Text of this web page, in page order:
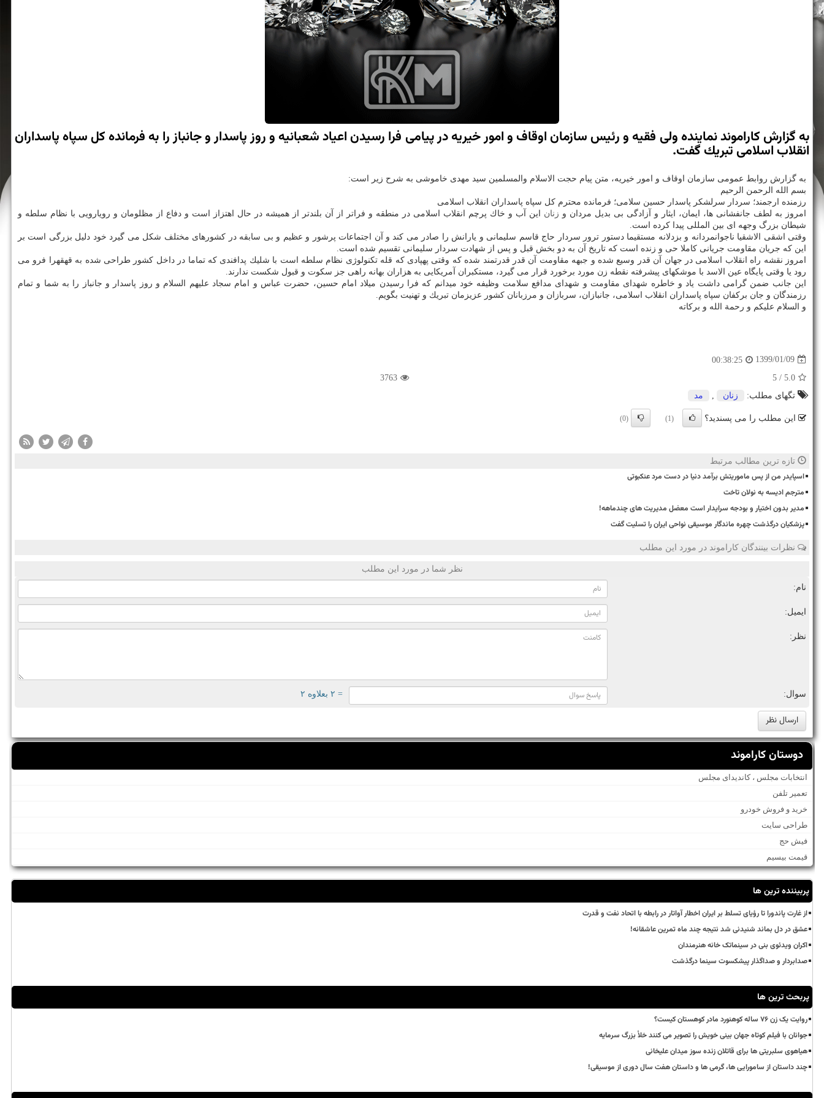
به گزارش كاراموند نماینده ولی فقیه و رئیس سازمان اوقاف و امور خیریه در پیامی فرا رسیدن اعیاد شعبانیه و روز پاسدار و جانباز را به فرمانده كل سپاه پاسداران
انقلاب اسلامی تبریك گفت.
به گزارش روابط عمومی سازمان اوقاف و امور خیریه، متن پیام حجت الاسلام والمسلمین سید مهدی خاموشی به شرح زیر است:
بسم الله الرحمن الرحیم
رزمنده ارجمند؛ سردار سرلشكر پاسدار حسین سلامی؛ فرمانده محترم كل سپاه پاسداران انقلاب اسلامی
امروز به لطف جانفشانی ها، ایمان، ایثار و آزادگی بی بدیل مردان و زنان این آب و خاك پرچم انقلاب اسلامی در منطقه و فراتر از آن بلندتر از همیشه در حال اهتزاز است و دفاع از مظلومان و رویارویی با نظام سلطه و
شیطان بزرگ وجهه ای بین المللی پیدا كرده است.
وقتی اشقی الاشقیا ناجوانمردانه و بزدلانه مستقیما دستور ترور سردار حاج قاسم سلیمانی و یارانش را صادر می كند و آن اجتماعات پرشور و عظیم و بی سابقه در كشورهای مختلف شكل می گیرد خود دلیل بزرگی است بر
این كه جریان مقاومت جریانی كاملا حی و زنده است كه تاریخ آن به دو بخش قبل و پس از شهادت سردار سلیمانی تقسیم شده است.
امروز نقشه راه انقلاب اسلامی در جهان آن قدر وسیع شده و جبهه مقاومت آن قدر قدرتمند شده كه وقتی پهپادی كه قله تكنولوژی نظام سلطه است با شلیك پدافندی كه تماما در داخل كشور طراحی شده به قهقهرا فرو می
رود یا وقتی پایگاه عین الاسد با موشكهای پیشرفته نقطه زن مورد برخورد قرار می گیرد، مستكبران آمریكایی به هزاران بهانه راهی جز سكوت و قبول شكست ندارند.
این جانب ضمن گرامی داشت یاد و خاطره شهدای مقاومت و شهدای مدافع سلامت وظیفه خود میدانم كه فرا رسیدن میلاد امام حسین، حضرت عباس و امام سجاد علیهم السلام و روز پاسدار و جانباز را به شما و تمام
رزمندگان و جان بركفان سپاه پاسداران انقلاب اسلامی، جانبازان، سربازان و مرزبانان كشور عزیزمان تبریك و تهنیت بگویم.
و السلام علیكم و رحمة الله و بركاته
1399/01/09
00:38:25
5.0
/ 5
3763
تگهای مطلب:
زنان , مد
این مطلب را می پسندید؟ (1)
(0)
تازه ترین مطالب مرتبط
اسپایدر من از پس ماموریتش برآمد دنیا در دست مرد عنکبوتی
مترجم ادیسه به نولان تاخت
مدیر بدون اختیار و بودجه سرایدار است معضل مدیریت های چندماهه!
پزشکیان درگذشت چهره ماندگار موسیقی نواحی ایران را تسلیت گفت
نظرات بینندگان کاراموند در مورد این مطلب
نظر شما در مورد این مطلب
نام:
ایمیل:
نظر:
سوال: = ۲ بعلاوه ۲
دوستان کاراموند
انتخابات مجلس ، کاندیدای مجلس
تعمیر تلفن
خرید و فروش خودرو
طراحی سایت
فیش حج
قیمت بیسیم
پربیننده ترین ها
از غارت پاندورا تا رؤیای تسلط بر ایران اخطار آواتار در رابطه با اتحاد نفت و قدرت
عشق در دل بماند شنیدنی شد نتیجه چند ماه تمرین عاشقانه!
اکران ویدئوی بنی در سینماتک خانه هنرمندان
صدابردار و صداگذار پیشکسوت سینما درگذشت
پربحث ترین ها
روایت یک زن ۷۶ ساله کوهنورد مادر کوهستان کیست؟
جوانان با فیلم کوتاه جهان بینی خویش را تصویر می کنند خلأ بزرگ سرمایه
هیاهوی سلبریتی ها برای قاتلان زنده سوز میدان علیخانی
چند داستان از سامورایی ها، گرمی ها و داستان هفت سال دوری از موسیقی!